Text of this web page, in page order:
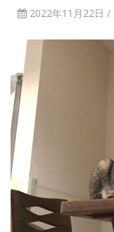
2022年11月22日 /